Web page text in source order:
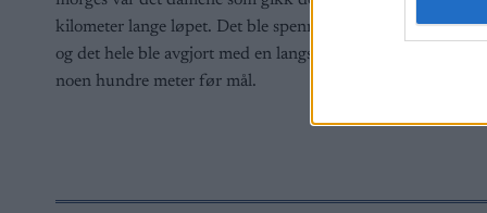
web or
kilometer lange løpet. Det ble spennende,
og det hele ble avgjort med en langspurt
noen hundre meter før mål.